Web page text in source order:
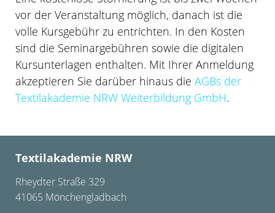
vor der Veranstaltung möglich, danach ist die
volle Kursgebühr zu entrichten. In den Kosten
sind die Seminargebühren sowie die digitalen
Kursunterlagen enthalten. Mit Ihrer Anmeldung
akzeptieren Sie darüber hinaus die AGBs der
Textilakademie NRW Weiterbildung GmbH.
Textilakademie NRW
Rheydter Straße 329
41065 Mönchengladbach